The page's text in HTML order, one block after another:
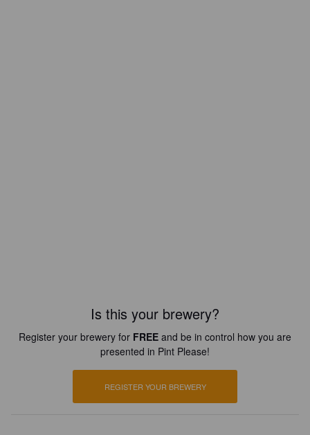
Is this your brewery?
Register your brewery for FREE and be in control how you are
presented in Pint Please!
REGISTER YOUR BREWERY